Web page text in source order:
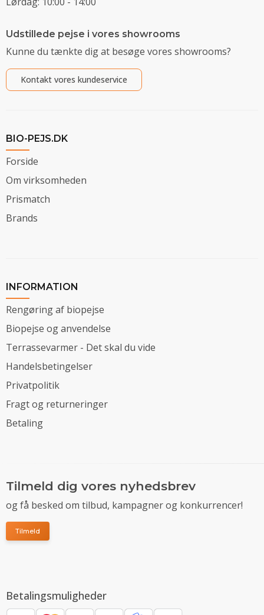
Udstillede pejse i vores showrooms
Kunne du tænkte dig at besøge vores showrooms?
Kontakt vores kundeservice
BIO-PEJS.DK
Forside
Om virksomheden
Prismatch
Brands
INFORMATION
Rengøring af biopejse
Biopejse og anvendelse
Terrassevarmer - Det skal du vide
Handelsbetingelser
Privatpolitik
Fragt og returneringer
Betaling
Tilmeld dig vores nyhedsbrev
og få besked om tilbud, kampagner og konkurrencer!
Tilmeld
Betalingsmuligheder